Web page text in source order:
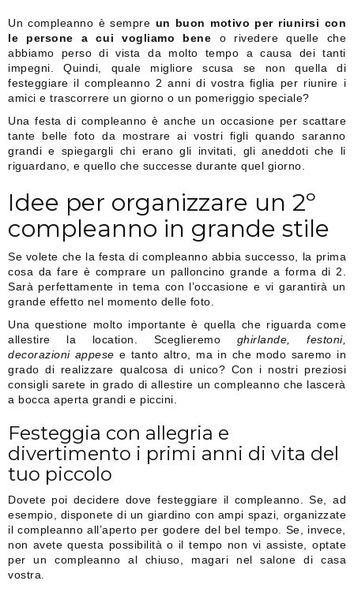
Un compleanno è sempre un buon motivo per riunirsi con
le persone a cui vogliamo bene o rivedere quelle che
abbiamo perso di vista da molto tempo a causa dei tanti
impegni. Quindi, quale migliore scusa se non quella di
festeggiare il compleanno 2 anni di vostra figlia per riunire i
amici e trascorrere un giorno o un pomeriggio speciale?
Una festa di compleanno è anche un occasione per scattare
tante belle foto da mostrare ai vostri figli quando saranno
grandi e spiegargli chi erano gli invitati, gli aneddoti che li
riguardano, e quello che successe durante quel giorno.
Idee per organizzare un 2º
compleanno in grande stile
Se volete che la festa di compleanno abbia successo, la prima
cosa da fare è comprare un palloncino grande a forma di 2.
Sarà perfettamente in tema con l’occasione e vi garantirà un
grande effetto nel momento delle foto.
Una questione molto importante è quella che riguarda come
allestire la location. Sceglieremo ghirlande, festoni,
decorazioni appese e tanto altro, ma in che modo saremo in
grado di realizzare qualcosa di unico? Con i nostri preziosi
consigli sarete in grado di allestire un compleanno che lascerà
a bocca aperta grandi e piccini.
Festeggia con allegria e
divertimento i primi anni di vita del
tuo piccolo
Dovete poi decidere dove festeggiare il compleanno. Se, ad
esempio, disponete di un giardino con ampi spazi, organizzate
il compleanno all’aperto per godere del bel tempo. Se, invece,
non avete questa possibilità o il tempo non vi assiste, optate
per un compleanno al chiuso, magari nel salone di casa
vostra.